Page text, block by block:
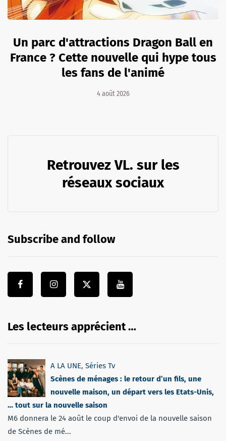
Un parc d'attractions Dragon Ball en
France ? Cette nouvelle qui hype tous
les fans de l'animé
4 août 2026
Retrouvez VL. sur les
réseaux sociaux
Subscribe and follow
Les lecteurs apprécient …
A LA UNE, Séries Tv
Scènes de ménages : le retour d’un fils, une
nouvelle maison, un départ vers les Etats-Unis,
… tout sur la nouvelle saison
M6 donnera le 24 août le coup d'envoi de la nouvelle saison
de Scènes de mé...